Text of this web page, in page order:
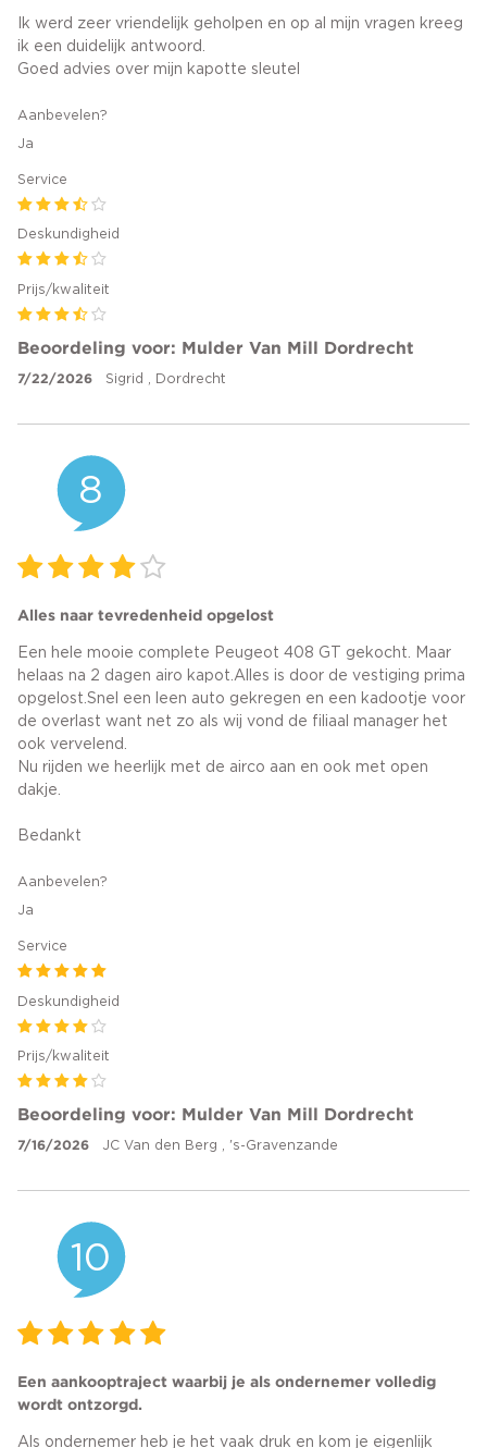
Ik werd zeer vriendelijk geholpen en op al mijn vragen kreeg
ik een duidelijk antwoord.
Goed advies over mijn kapotte sleutel
Aanbevelen?
Ja
Service
Deskundigheid
Prijs/kwaliteit
Beoordeling voor: Mulder Van Mill Dordrecht
7/22/2026 Sigrid , Dordrecht
8
Alles naar tevredenheid opgelost
Een hele mooie complete Peugeot 408 GT gekocht. Maar
helaas na 2 dagen airo kapot.Alles is door de vestiging prima
opgelost.Snel een leen auto gekregen en een kadootje voor
de overlast want net zo als wij vond de filiaal manager het
ook vervelend.
Nu rijden we heerlijk met de airco aan en ook met open
dakje.
Bedankt
Aanbevelen?
Ja
Service
Deskundigheid
Prijs/kwaliteit
Beoordeling voor: Mulder Van Mill Dordrecht
7/16/2026 JC Van den Berg , 's-Gravenzande
10
Een aankooptraject waarbij je als ondernemer volledig
wordt ontzorgd.
Als ondernemer heb je het vaak druk en kom je eigenlijk